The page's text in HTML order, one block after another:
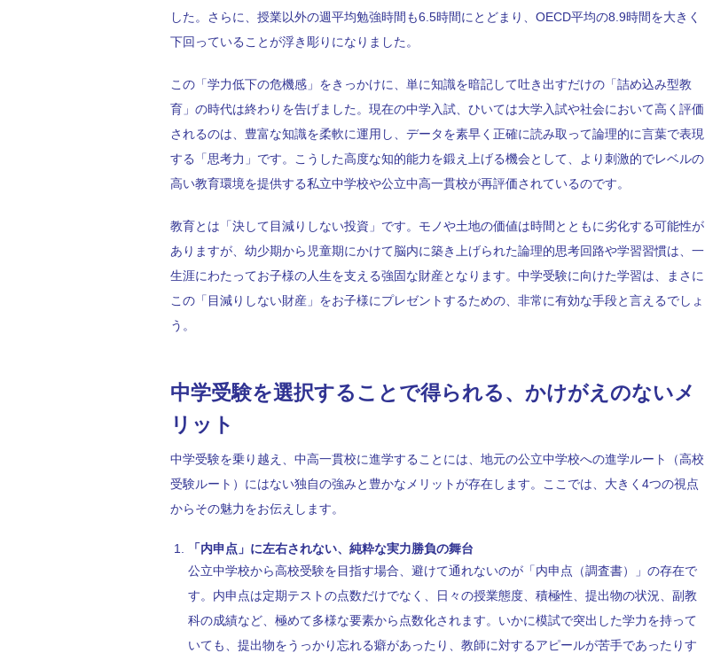
した。さらに、授業以外の週平均勉強時間も6.5時間にとどまり、OECD平均の8.9時間を大きく
下回っていることが浮き彫りになりました。
この「学力低下の危機感」をきっかけに、単に知識を暗記して吐き出すだけの「詰め込み型教
育」の時代は終わりを告げました。現在の中学入試、ひいては大学入試や社会において高く評価
されるのは、豊富な知識を柔軟に運用し、データを素早く正確に読み取って論理的に言葉で表現
する「思考力」です。こうした高度な知的能力を鍛え上げる機会として、より刺激的でレベルの
高い教育環境を提供する私立中学校や公立中高一貫校が再評価されているのです。
教育とは「決して目減りしない投資」です。モノや土地の価値は時間とともに劣化する可能性が
ありますが、幼少期から児童期にかけて脳内に築き上げられた論理的思考回路や学習習慣は、一
生涯にわたってお子様の人生を支える強固な財産となります。中学受験に向けた学習は、まさに
この「目減りしない財産」をお子様にプレゼントするための、非常に有効な手段と言えるでしょ
う。
中学受験を選択することで得られる、かけがえのないメ
リット
中学受験を乗り越え、中高一貫校に進学することには、地元の公立中学校への進学ルート（高校
受験ルート）にはない独自の強みと豊かなメリットが存在します。ここでは、大きく4つの視点
からその魅力をお伝えします。
「内申点」に左右されない、純粋な実力勝負の舞台
公立中学校から高校受験を目指す場合、避けて通れないのが「内申点（調査書）」の存在で
す。内申点は定期テストの点数だけでなく、日々の授業態度、積極性、提出物の状況、副教
科の成績など、極めて多様な要素から点数化されます。いかに模試で突出した学力を持って
いても、提出物をうっかり忘れる癖があったり、教師に対するアピールが苦手であったりす